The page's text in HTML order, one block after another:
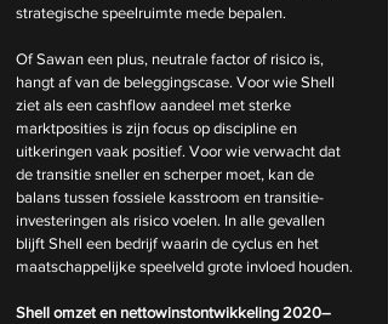
strategische speelruimte mede bepalen.
Of Sawan een plus, neutrale factor of risico is,
hangt af van de beleggingscase. Voor wie Shell
ziet als een cashflow aandeel met sterke
marktposities is zijn focus op discipline en
uitkeringen vaak positief. Voor wie verwacht dat
de transitie sneller en scherper moet, kan de
balans tussen fossiele kasstroom en transitie-
investeringen als risico voelen. In alle gevallen
blijft Shell een bedrijf waarin de cyclus en het
maatschappelijke speelveld grote invloed houden.
Shell omzet en nettowinstontwikkeling 2020–